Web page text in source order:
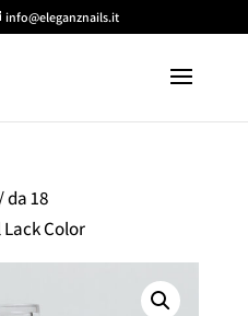
info@eleganznails.it
/da 18
Color